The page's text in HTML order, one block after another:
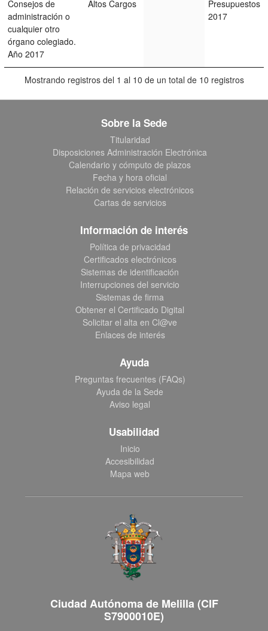
Consejos de
administración o
cualquier otro
órgano colegiado.
Año 2017
Altos Cargos
Presupuestos
2017
Mostrando registros del 1 al 10 de un total de 10 registros
Sobre la Sede
Titularidad
Disposiciones Administración Electrónica
Calendario y cómputo de plazos
Fecha y hora oficial
Relación de servicios electrónicos
Cartas de servicios
Información de interés
Política de privacidad
Certificados electrónicos
Sistemas de identificación
Interrupciones del servicio
Sistemas de firma
Obtener el Certificado Digital
Solicitar el alta en Cl@ve
Enlaces de interés
Ayuda
Preguntas frecuentes (FAQs)
Ayuda de la Sede
Aviso legal
Usabilidad
Inicio
Accesibilidad
Mapa web
Ciudad Autónoma de Melilla (CIF
S7900010E)